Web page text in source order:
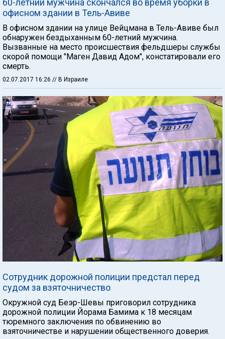
60-летний мужчина скончался во время уборки в
офисном здании в Тель-Авиве
В офисном здании на улице Вейцмана в Тель-Авиве был
обнаружен бездыханным 60-летний мужчина.
Вызванные на место происшествия фельдшеры службы
скорой помощи "Маген Давид Адом", констатировали его
смерть.
02.07.2017 16:26 // В Израиле
Сотрудник дорожной полиции предстал перед
судом за взяточничество
Окружной суд Беэр-Шевы приговорил сотрудника
дорожной полиции Йорама Бамима к 18 месяцам
тюремного заключения по обвинению во
взяточничестве и нарушении общественного доверия.